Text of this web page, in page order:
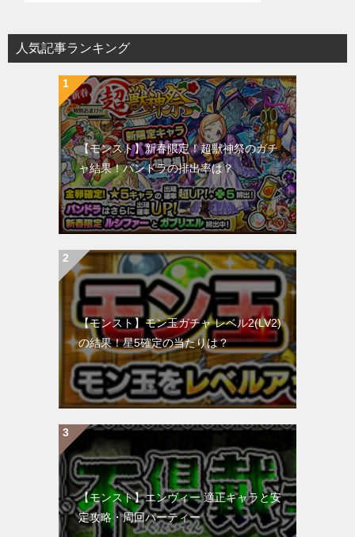
人気記事ランキング
【モンスト】新春限定！超獣神祭のガチ
ャ結果！パンドラの排出率は？
【モンスト】モン玉ガチャ レベル2(LV2)
の結果！星5確定の当たりは？
【モンスト】エンヴィー 適正キャラと安
定攻略・周回パーティー